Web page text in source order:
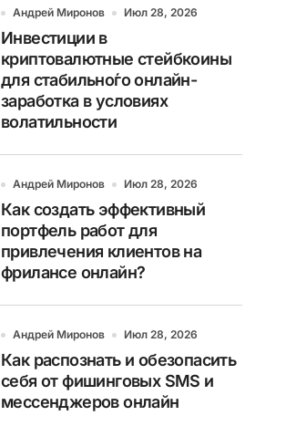
Андрей Миронов Июл 28, 2026
Инвестиции в
криптовалютные стейбкоины
для стабильно́го онлайн-
заработка в условиях
волатильности
Андрей Миронов Июл 28, 2026
Как создать эффективный
портфель работ для
привлечения клиентов на
фрилансе онлайн?
Андрей Миронов Июл 28, 2026
Как распознать и обезопасить
себя от фишинговых SMS и
мессенджеров онлайн